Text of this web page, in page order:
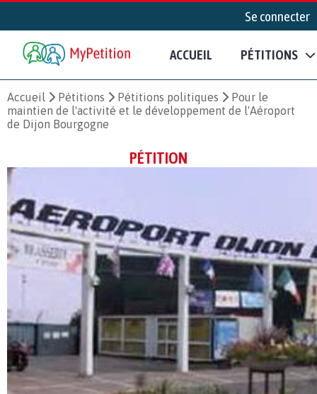
Se connecter
ACCUEIL PÉTITIONS
Accueil Pétitions Pétitions politiques
Pour le
maintien de l'activité et le développement de l'Aéroport
de Dijon Bourgogne
PÉTITION